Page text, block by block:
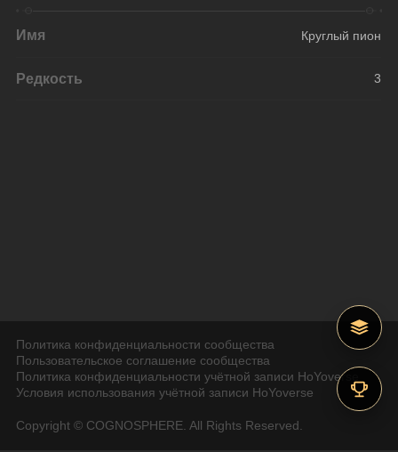
Имя Круглый пион
Редкость 3
Политика конфиденциальности сообщества
Пользовательское соглашение сообщества
Политика конфиденциальности учётной записи HoYoverse
Условия использования учётной записи HoYoverse
Copyright © COGNOSPHERE. All Rights Reserved.